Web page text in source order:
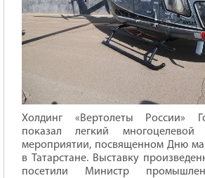
Холдинг «Вертолеты России»
показал легкий
мероприятии, посвященном Дню
в Татарстане. Выставку
посетили Министр